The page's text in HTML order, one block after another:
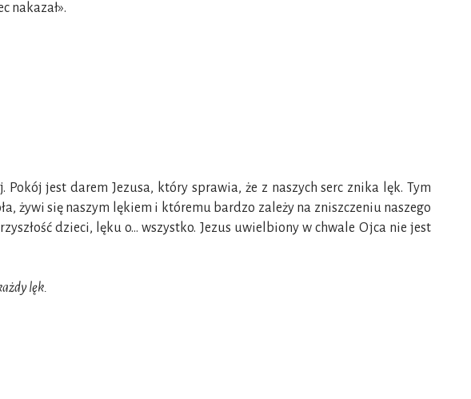
nakazał».
jest darem Jezusa, który sprawia, że z naszych serc znika lęk. Tym
żywi się naszym lękiem i któremu bardzo zależy na zniszczeniu naszego
dzieci, lęku o… wszystko. Jezus uwielbiony w chwale Ojca nie jest
lęk.